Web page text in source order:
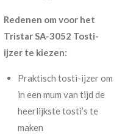
Redenen om voor het
Tristar SA-3052 Tosti-
ijzer te kiezen:
Praktisch tosti-ijzer om
in een mum van tijd de
heerlijkste tosti’s te
maken